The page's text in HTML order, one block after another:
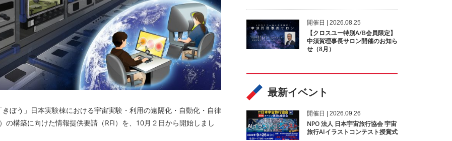
ぼう」日本実験棟における宇宙実験・利用の遠隔化・自動化・自律
の構築に向けた情報提供要請（RFI）を、10月２日から開始しまし
開催⽇ | 2026.08.25
【クロスユー特別A/B会員限定】
中須賀理事長サロン開催のお知ら
せ（8月）
最新イベント
開催⽇ | 2026.09.26
NPO 法人 日本宇宙旅行協会 宇宙
旅行AIイラストコンテスト授賞式